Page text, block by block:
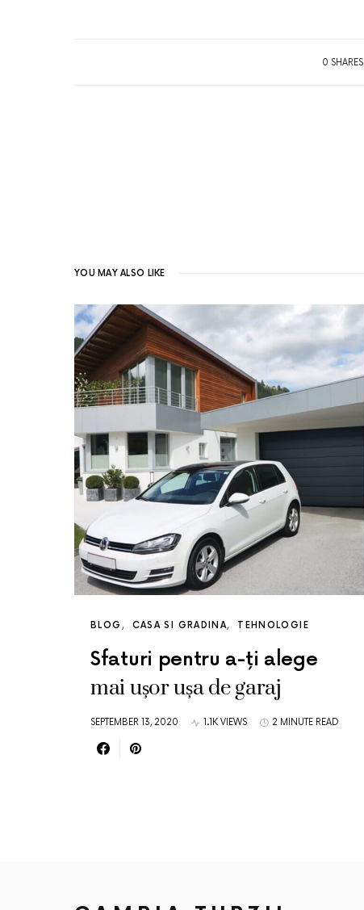
0 SHARES
YOU MAY ALSO LIKE
BLOG CASA SI GRADINA TEHNOLOGIE
Sfaturi pentru a-ți alege
mai ușor ușa de garaj
SEPTEMBER 13, 2020 1.1K VIEWS 2 MINUTE READ